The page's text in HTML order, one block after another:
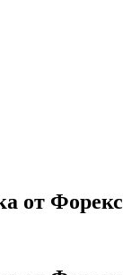
от Форекс